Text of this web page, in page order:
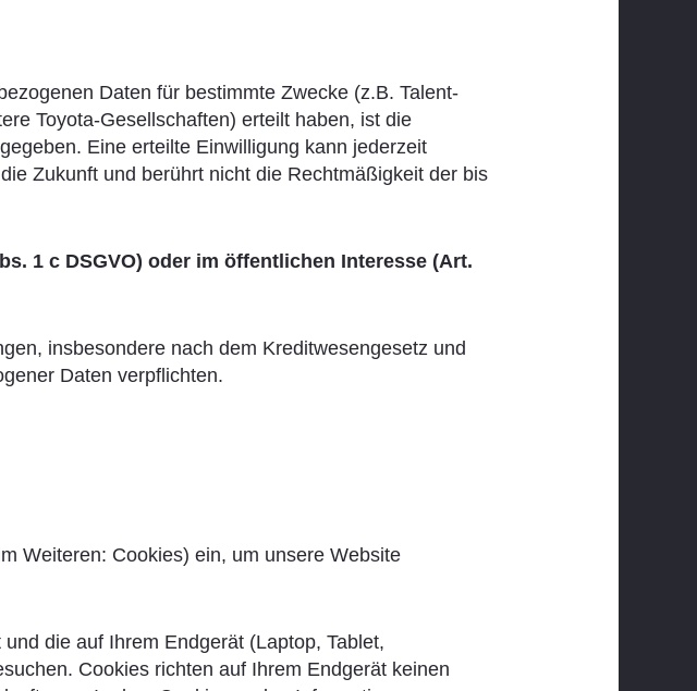
Daten für bestimmte Zwecke (z.B. Talent-
Toyota-Gesellschaften) erteilt haben, ist die
Eine erteilte Einwilligung kann jederzeit
Zukunft und berührt nicht die Rechtmäßigkeit der bis
1 c DSGVO) oder im öffentlichen Interesse (Art.
insbesondere nach dem Kreditwesengesetz und
Daten verpflichten.
Weiteren: Cookies) ein, um unsere Website
die auf Ihrem Endgerät (Laptop, Tablet,
Cookies richten auf Ihrem Endgerät keinen